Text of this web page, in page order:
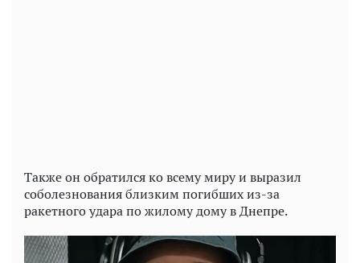
Также он обратился ко всему миру и выразил
соболезнования близким погибших из-за
ракетного удара по жилому дому в Днепре.